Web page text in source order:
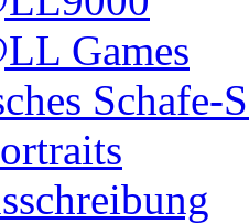
Games
Schafe-